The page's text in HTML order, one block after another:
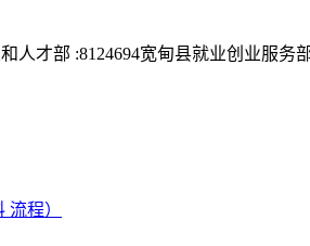
人才部 :8124694宽甸县就业创业服
程）